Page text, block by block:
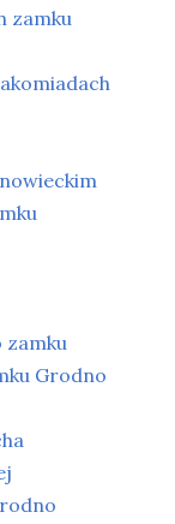
zamku
zamku
Grodno